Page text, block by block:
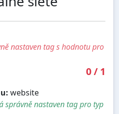
nastaven tag s hodnotu pro
0/ 1
website
správně nastaven tag pro typ